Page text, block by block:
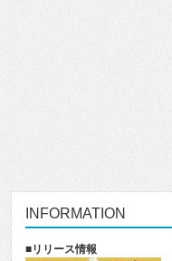
INFORMATION
■リリース情報